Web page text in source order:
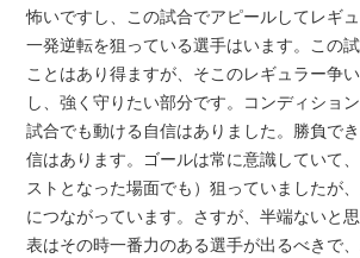
怖いですし、この試合でアピールしてレギュ
一発逆転を狙っている選手はいます。この
ことはあり得ますが、そこのレギュラー争
し、強く守りたい部分です。コンディショ
試合でも動ける自信はありました。勝負で
信はあります。ゴールは常に意識していて
ストとなった場面でも）狙っていましたが
につながっています。さすが、半端ないと
表はその時一番力のある選手が出るべきで